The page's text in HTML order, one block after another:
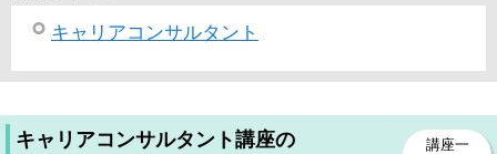
キャリアコンサルタント
キャリアコンサルタント講座の
講座一